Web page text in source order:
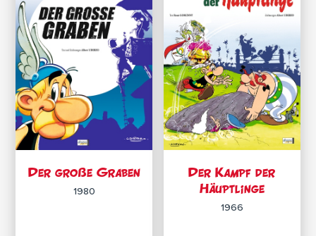
Der große Graben
1980
Der Kampf der
Häuptlinge
1966